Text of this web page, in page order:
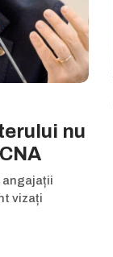
nu
angajații
vizați